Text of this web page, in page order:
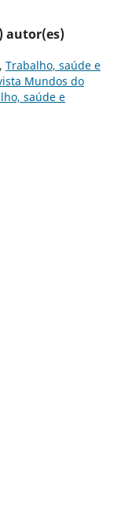
autor(es)
Trabalho, saúde e
Mundos do
saúde e